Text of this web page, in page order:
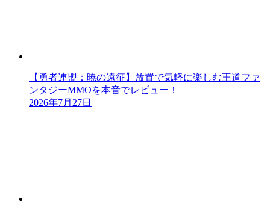
【勇者連盟：暁の遠征】放置で気軽に楽しむ王道ファ
ンタジーMMOを本音でレビュー！
2026年7月27日